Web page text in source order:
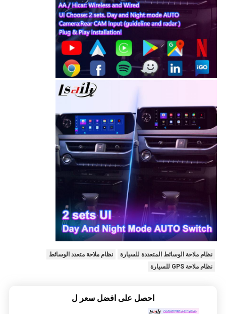
نظام ملاحة الوسائط المتعددة للسيارة
نظام ملاحة متعدد الوسائط
نظام ملاحة GPS للسيارة
احصل على افضل سعر ل